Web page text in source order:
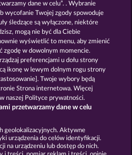
Super Duper Moorhuhn
i warunki
prywatności i plików
cookie
Firma FAQ
o wypłatę
dane w celu”. . Wybranie
wycofanie Twojej zgody spowoduje
śledzące są wyłączone, niektóre
mogą nie być dla Ciebie
wyświetlić to menu, aby zmienić
zgodę w dowolnym momencie.
preferencjami u dołu strony
ikonę w lewym dolnym rogu strony
Twoje wybory będą
Strona internetowa. Więcej
naszej Polityce prywatności.
przetwarzamy dane w celu
geolokalizacyjnych. Aktywne
urządzenia do celów identyfikacji.
na urządzeniu lub dostęp do nich.